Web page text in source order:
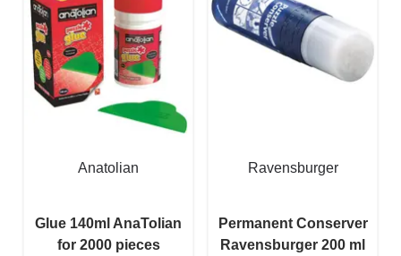
Anatolian
Glue 140ml AnaTolian
for 2000 pieces
Ravensburger
Permanent Conserver
Ravensburger 200 ml